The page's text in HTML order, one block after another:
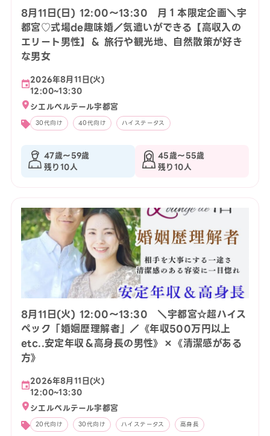
8月11日(日) 12:00〜13:30 月１本限定企画＼宇
都宮♡式場de趣味婚／気遣いができる【高収入の
エリート男性】＆ 旅行や観光地、自然散策が好き
な男女
2026年8月11日(火)
12:00~13:30
シエルベルテール宇都宮
30代向け 40代向け ハイステータス
47歳〜59歳
残り10人
45歳〜55歳
残り10人
8月11日(火) 12:00〜13:30 ＼宇都宮☆超ハイス
ペック「婚姻歴理解者」／《年収500万円以上
etc..安定年収＆高身長の男性》×《清潔感がある
方》
2026年8月11日(火)
12:00~13:30
シエルベルテール宇都宮
20代向け 30代向け ハイステータス 高身長